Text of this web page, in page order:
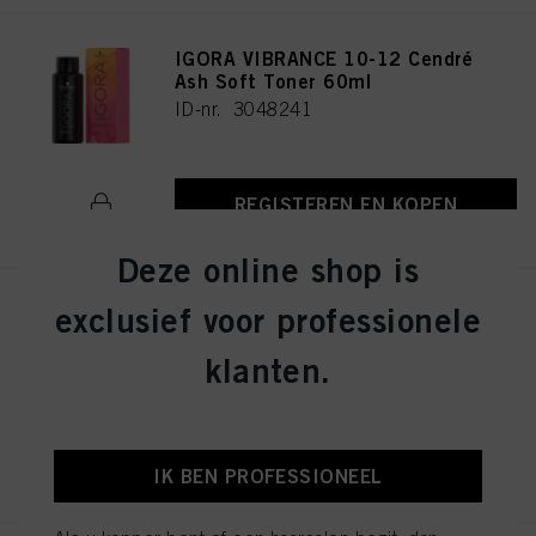
IGORA VIBRANCE 10-12 Cendré
Ash Soft Toner 60ml
ID-nr. 3048241
REGISTEREN EN KOPEN
IGORA VIBRANCE 4-13 Medium
Brown Cendré Matte 60ml
ID-nr. 3048290
Deze online shop is
exclusief voor professionele
klanten.
IK BEN PROFESSIONEEL